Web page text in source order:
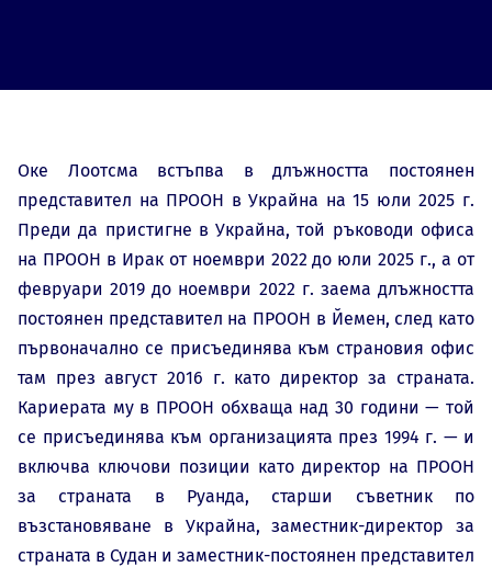
Оке Лоотсма встъпва в длъжността постоянен
представител на ПРООН в Украйна на 15 юли 2025 г.
Преди да пристигне в Украйна, той ръководи офиса
на ПРООН в Ирак от ноември 2022 до юли 2025 г., а от
февруари 2019 до ноември 2022 г. заема длъжността
постоянен представител на ПРООН в Йемен, след като
първоначално се присъединява към страновия офис
там през август 2016 г. като директор за страната.
Кариерата му в ПРООН обхваща над 30 години — той
се присъединява към организацията през 1994 г. — и
включва ключови позиции като директор на ПРООН
за страната в Руанда, старши съветник по
възстановяване в Украйна, заместник-директор за
страната в Судан и заместник-постоянен представител